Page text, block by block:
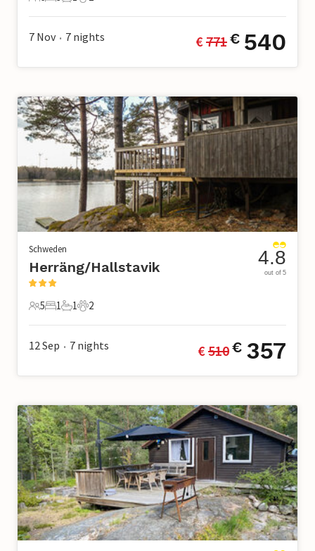
6 Gäste
3 Schlafzimmer
1 Badezimmer
2 Haustiere
7 Nov • 7 nights € 771€ 540
Schweden
Herräng/Hallstavik
5 Gäste
5
1 Schlafzimmer
1
1 Badezimmer
1
2 Haustiere
2
4.8
out of 5
12 Sep • 7 nights € 510€ 357